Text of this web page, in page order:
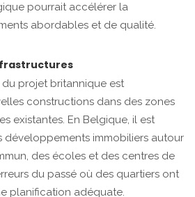
pourrait accélérer la
abordables et de qualité.
projet britannique est
constructions dans des zones
existantes. En Belgique, il est
développements immobiliers autour
des écoles et des centres de
du passé où des quartiers ont
planification adéquate.